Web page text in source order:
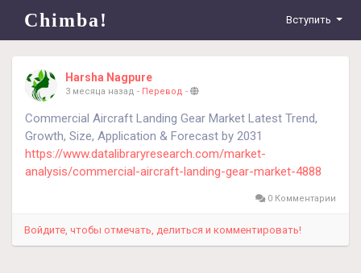
Chimba! Вступить
Harsha Nagpure
3 месяца назад - Перевод -
Commercial Aircraft Landing Gear Market Latest Trend,
Growth, Size, Application & Forecast by 2031
https://www.datalibraryresearch.com/market-
analysis/commercial-aircraft-landing-gear-market-4888
0 Комментарии
Войдите, чтобы отмечать, делиться и комментировать!